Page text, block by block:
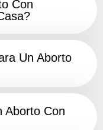
Con
Un Aborto
Aborto Con